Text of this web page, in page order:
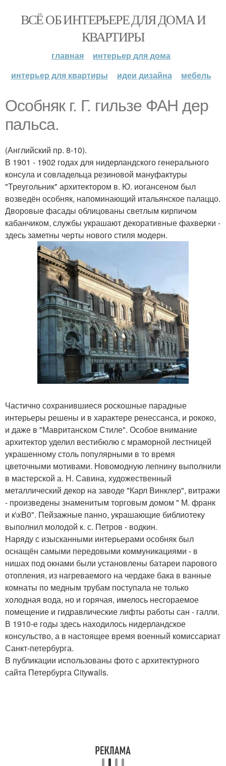
ВСЁ ОБ ИНТЕРЬЕРЕ ДЛЯ ДОМА И
КВАРТИРЫ
главная
интерьер для дома
интерьер для квартиры
идеи дизайна мебель
Особняк г. Г. гильзе ФАН дер
пальса.
(Английский пр. 8-10).
В 1901 - 1902 годах для нидерландского генерального
консула и совладельца резиновой мануфактуры
"Треугольник" архитектором в. Ю. иогансеном был
возведён особняк, напоминающий итальянское палаццо.
Дворовые фасады облицованы светлым кирпичом
кабанчиком, службы украшают декоративные фахверки -
здесь заметны черты нового стиля модерн.
Частично сохранившиеся роскошные парадные
интерьеры решены и в характере ренессанса, и рококо,
и даже в "Мавританском Стиле". Особое внимание
архитектор уделил вестибюлю с мраморной лестницей
украшенному столь популярными в то время
цветочными мотивами. Новомодную лепнину выполнили
в мастерской а. Н. Савина, художественный
металлический декор на заводе "Карл Винклер", витражи
- произведены знаменитым торговым домом " М. франк
и к\xB0". Пейзажные панно, украшающие библиотеку
выполнил молодой к. с. Петров - водкин.
Наряду с изысканными интерьерами особняк был
оснащён самыми передовыми коммуникациями - в
нишах под окнами были установлены батареи парового
отопления, из нагреваемого на чердаке бака в ванные
комнаты по медным трубам поступала не только
холодная вода, но и горячая, имелось несгораемое
помещение и гидравлические лифты работы сан - галли.
В 1910-е годы здесь находилось нидерландское
консульство, а в настоящее время военный комиссариат
Санкт-петербурга.
В публикации использованы фото с архитектурного
сайта Петербурга Citywalls.